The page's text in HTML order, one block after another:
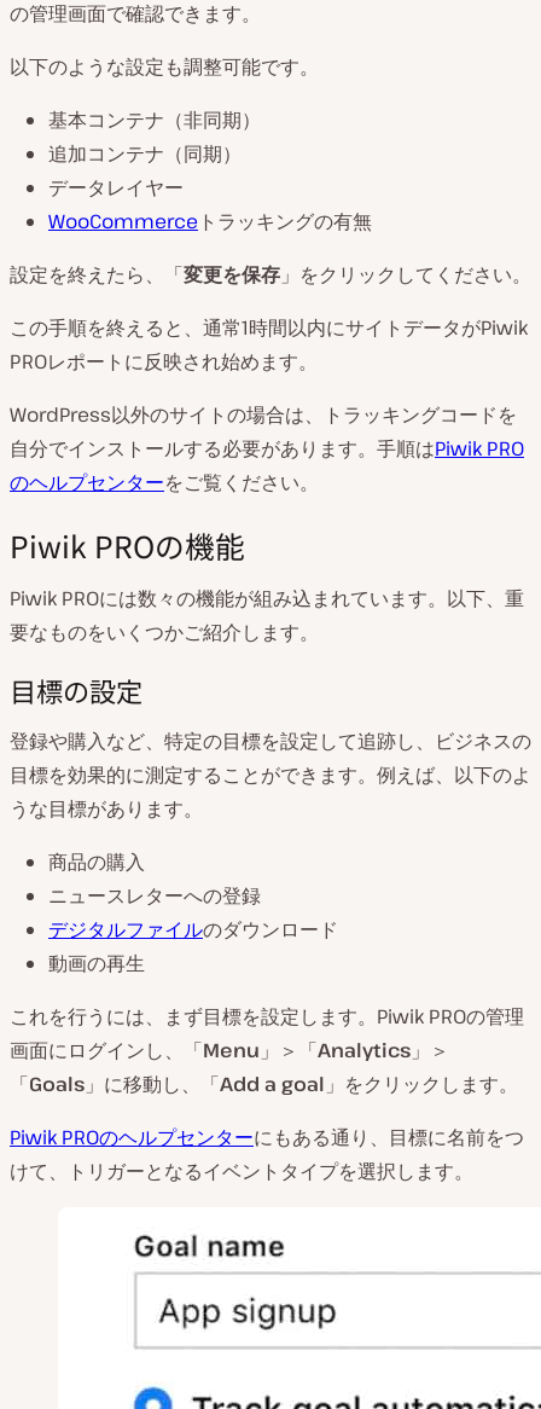
の管理画面で確認できます。
以下のような設定も調整可能です。
基本コンテナ（非同期）
追加コンテナ（同期）
データレイヤー
WooCommerce トラッキングの有無
設定を終えたら、「変更を保存 」をクリックしてください。
この手順を終えると、通常1時間以内にサイトデータがPiwik
PROレポートに反映され始めます。
WordPress以外のサイトの場合は、トラッキングコードを
自分でインストールする必要があります。手順はPiwik PRO
のヘルプセンターをご覧ください。
Piwik PROの機能
Piwik PROには数々の機能が組み込まれています。以下、重
要なものをいくつかご紹介します。
目標の設定
登録や購入など、特定の目標を設定して追跡し、ビジネスの
目標を効果的に測定することができます。例えば、以下のよ
うな目標があります。
商品の購入
ニュースレターへの登録
デジタルファイルのダウンロード
動画の再生
これを行うには、まず目標を設定します。Piwik PROの管理
画面にログインし、「Menu 」＞「Analytics 」＞
「Goals 」に移動し、「Add a goal 」をクリックします。
Piwik PROのヘルプセンターにもある通り、目標に名前をつ
けて、トリガーとなるイベントタイプを選択します。